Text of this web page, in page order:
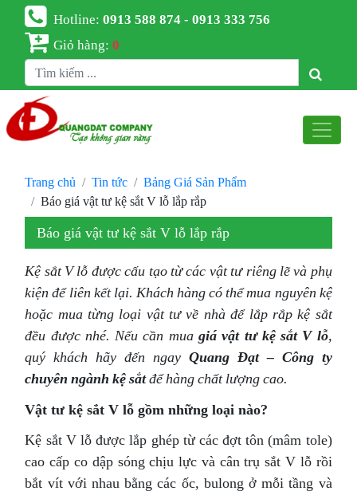
Hotline:0913 588 874 - 0913 333 756
Giỏ hàng:0
Trang chủ Tin tức
Bảng Giá Sản Phẩm
Báo giá vật tư kệ sắt V lỗ lắp rắp
Báo giá vật tư kệ sắt V lỗ lắp rắp
Kệ sắt V lỗ được cấu tạo từ các vật tư riêng lẽ và phụ
kiện để liên kết lại. Khách hàng có thể mua nguyên kệ
hoặc mua từng loại vật tư về nhà để lắp rắp kệ sắt
đều được nhé. Nếu cần mua giá vật tư kệ sắt V lỗ,
quý khách hãy đến ngay Quang Đạt – Công ty
chuyên ngành kệ sắtđể hàng chất lượng cao.
Vật tư kệ sắt V lỗ gồm những loại nào?
Kệ sắt V lỗ được lắp ghép từ các đợt tôn (mâm tole)
cao cấp co dập sóng chịu lực và cân trụ sắt V lỗ rồi
bắt vít với nhau bằng các ốc, bulong ở mỗi tầng và